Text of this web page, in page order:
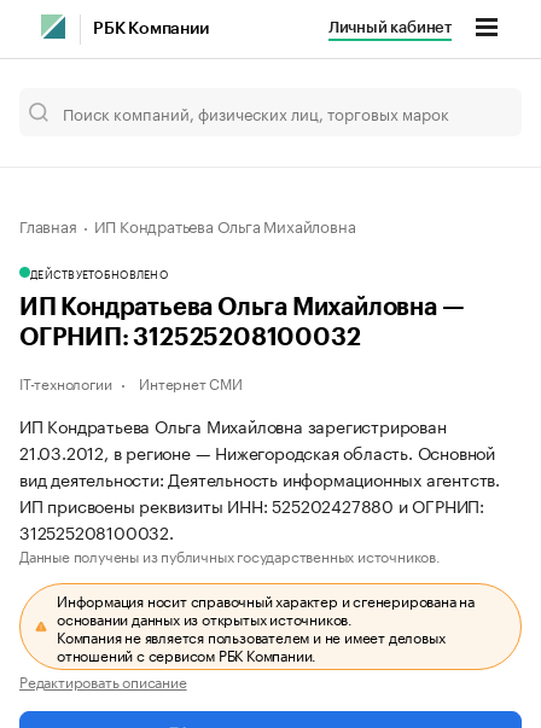
РБК Компании Личный кабинет
Главная ИП Кондратьева Ольга Михайловна
ДЕЙСТВУЕТОБНОВЛЕНО
ИП Кондратьева Ольга Михайловна —
ОГРНИП: 312525208100032
IT-технологии Интернет СМИ
ИП Кондратьева Ольга Михайловна зарегистрирован
21.03.2012, в регионе — Нижегородская область. Основной
вид деятельности: Деятельность информационных агентств.
ИП присвоены реквизиты ИНН: 525202427880 и ОГРНИП:
312525208100032.
Данные получены из публичных государственных источников.
Информация носит справочный характер и сгенерирована на
основании данных из открытых источников.
Компания не является пользователем и не имеет деловых
отношений с сервисом РБК Компании.
Редактировать описание